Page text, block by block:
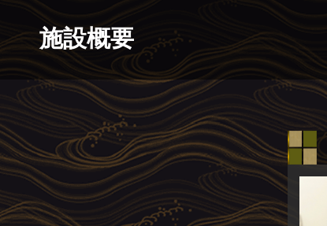
施設概要